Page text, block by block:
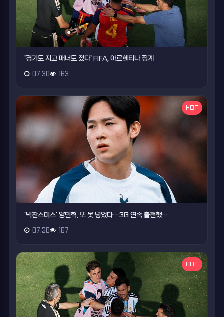
'경기도 지고 매너도 졌다' FIFA, 아르헨티나 징계…
07.30 163
HOT
'빅찬스미스' 양민혁, 또 못 넣었다…3G 연속 출전했…
07.30 167
HOT